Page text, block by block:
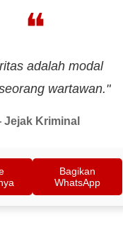
❝
adalah modal
wartawan."
Kriminal
Bagikan
WhatsApp